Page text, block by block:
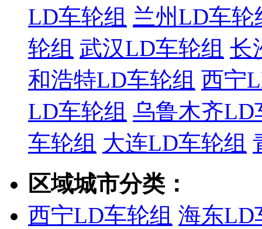
LD车轮组 兰州LD车轮
轮组 武汉LD车轮组 长
和浩特LD车轮组 西宁
LD车轮组 乌鲁木齐LD
车轮组 大连LD车轮组
区域城市分类：
西宁LD车轮组 海东LD